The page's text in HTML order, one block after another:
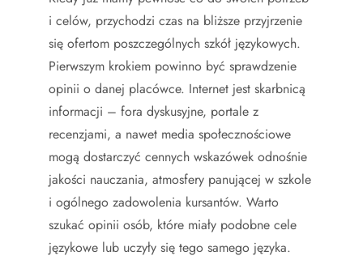
i celów, przychodzi czas na bliższe przyjrzenie
się ofertom poszczególnych szkół językowych.
Pierwszym krokiem powinno być sprawdzenie
opinii o danej placówce. Internet jest skarbnicą
informacji – fora dyskusyjne, portale z
recenzjami, a nawet media społecznościowe
mogą dostarczyć cennych wskazówek odnośnie
jakości nauczania, atmosfery panującej w szkole
i ogólnego zadowolenia kursantów. Warto
szukać opinii osób, które miały podobne cele
językowe lub uczyły się tego samego języka.